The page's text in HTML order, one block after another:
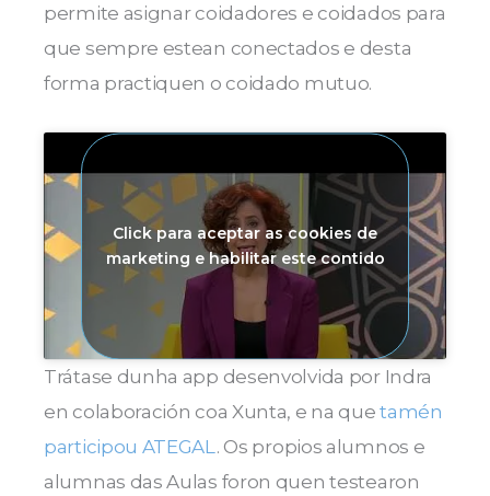
permite asignar coidadores e coidados para
que sempre estean conectados e desta
forma practiquen o coidado mutuo.
Click para aceptar as cookies de
marketing e habilitar este contido
Trátase dunha app desenvolvida por Indra
en colaboración coa Xunta, e na quetamén
participou ATEGAL. Os propios alumnos e
alumnas das Aulas foron quen testearon